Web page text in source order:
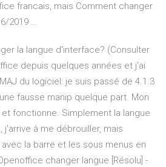
francais, mais Comment changer
2019 …
la langue d'interface? (Consulter
depuis quelques années et j'ai
du logiciel: je suis passé de 4.1.3
fausse manip quelque part. Mon
fonctionne. Simplement la langue
à me débrouiller, mais
la barre et les sous menus en
changer langue [Résolu] -